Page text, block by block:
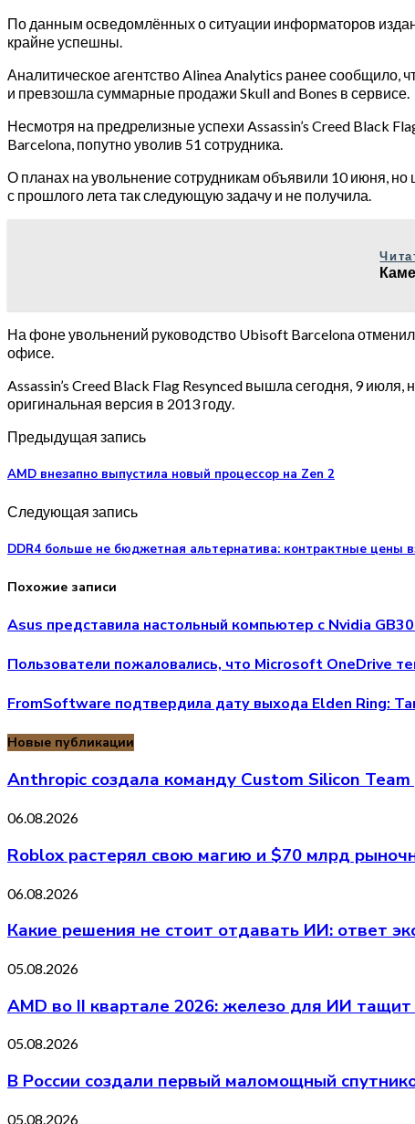
По данным осведомлённых о ситуации информаторов
крайне успешны.
Аналитическое агентство Alinea Analytics ранее сообщило,
и превзошла суммарные продажи Skull and Bones в сервисе.
Несмотря на предрелизные успехи Assassin’s Creed Black
Barcelona, попутно уволив 51 сотрудника.
О планах на увольнение сотрудникам объявили 10 июня,
с прошлого лета так следующую задачу и не получила.
На фоне увольнений руководство Ubisoft Barcelona
офисе.
Assassin’s Creed Black Flag Resynced вышла сегодня, 9 июля,
оригинальная версия в 2013 году.
Предыдущая запись
AMD внезапно выпустила новый процессор на Zen 2
Следующая запись
DDR4 больше не бюджетная альтернатива: контрактные цены
Похожие записи
Asus представила настольный компьютер с Nvidia
Пользователи пожаловались, что Microsoft OneDrive
FromSoftware подтвердила дату выхода Elden Ring:
Новые публикации
Anthropic создала команду Custom Silicon
06.08.2026
Roblox растерял свою магию и $70 млрд
06.08.2026
Какие решения не стоит отдавать ИИ: ответ
05.08.2026
AMD во II квартале 2026: железо для ИИ
05.08.2026
В России создали первый маломощный
05.08.2026